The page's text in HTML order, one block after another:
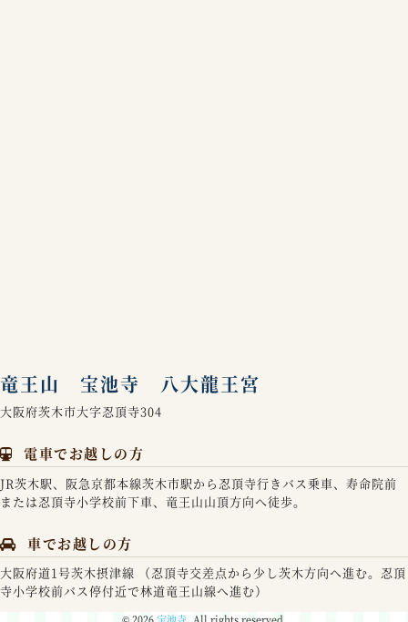
竜王山 宝池寺 八大龍王宮
大阪府茨木市大字忍頂寺304
電車でお越しの方
JR茨木駅、阪急京都本線茨木市駅から忍頂寺行きバス乗車、寿命院前
または忍頂寺小学校前下車、竜王山山頂方向へ徒歩。
車でお越しの方
大阪府道1号茨木摂津線 （忍頂寺交差点から少し茨木方向へ進む。忍頂
寺小学校前バス停付近で林道竜王山線へ進む）